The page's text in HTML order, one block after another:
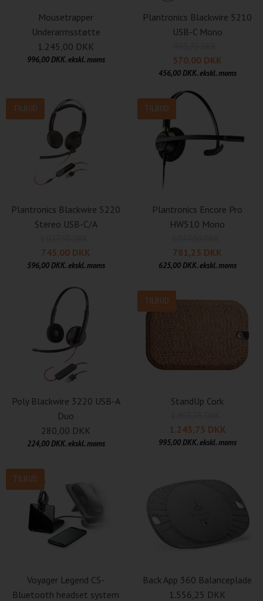
Mousetrapper
Underarmsstøtte
1.245,00 DKK
996,00 DKK. ekskl. moms
Plantronics Blackwire 5210
USB-C Mono
570,00 DKK
456,00 DKK. ekskl. moms
NYHED
TILBUD
Plantronics Blackwire 5220
Stereo USB-C/A
745,00 DKK
596,00 DKK. ekskl. moms
TILBUD
Plantronics Encore Pro
HW510 Mono
781,25 DKK
625,00 DKK. ekskl. moms
Poly Blackwire 3220 USB-A
Duo
280,00 DKK
224,00 DKK. ekskl. moms
TILBUD
StandUp Cork
1.243,75 DKK
995,00 DKK. ekskl. moms
TILBUD
Voyager Legend CS-
Bluetooth headset system
Back App 360 Balanceplade
1.556,25 DKK